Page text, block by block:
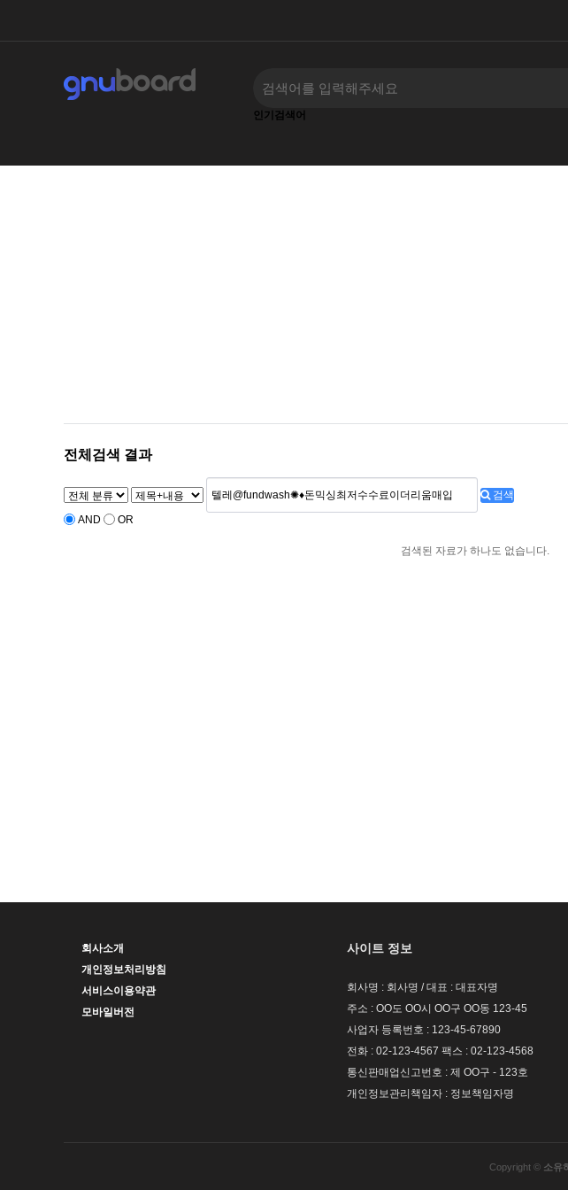
인기검색어
전체검색 결과
검색
AND OR
검색된 자료가 하나도 없습니다.
회사소개
개인정보처리방침
서비스이용약관
모바일버전
사이트 정보
회사명 : 회사명 / 대표 : 대표자명
주소 : OO도 OO시 OO구 OO동 123-45
사업자 등록번호 : 123-45-67890
전화 : 02-123-4567 팩스 : 02-123-4568
통신판매업신고번호 : 제 OO구 - 123호
개인정보관리책임자 : 정보책임자명
Copyright © 소유